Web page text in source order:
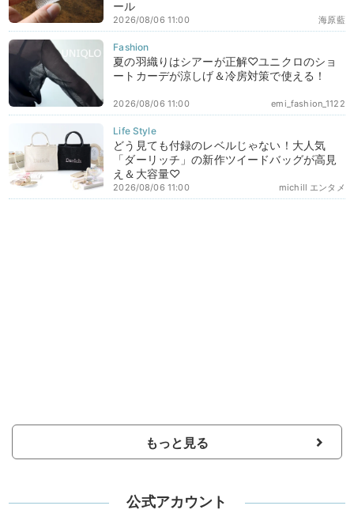
ール
海原藍
2026/08/06 11:00
夏の羽織りはシアーが正解♡ユニクロのショ
ートカーデが涼しげ＆冷房対策で使える！
emi_fashion_1122
2026/08/06 11:00
どう見ても付録のレベルじゃない！大人気
「ダーリッチ」の新作ツイードバッグが高見
え＆大容量♡
michill エンタメ
2026/08/06 11:00
もっと見る
公式アカウント